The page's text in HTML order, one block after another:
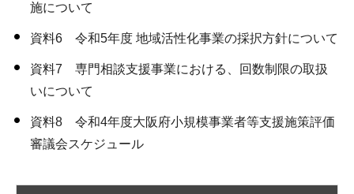
施について
資料6 令和5年度 地域活性化事業の採択方針について
資料7 専門相談支援事業における、回数制限の取扱
いについて
資料8 令和4年度大阪府小規模事業者等支援施策評価
審議会スケジュール